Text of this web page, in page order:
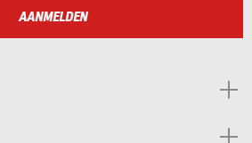
AANMELDEN